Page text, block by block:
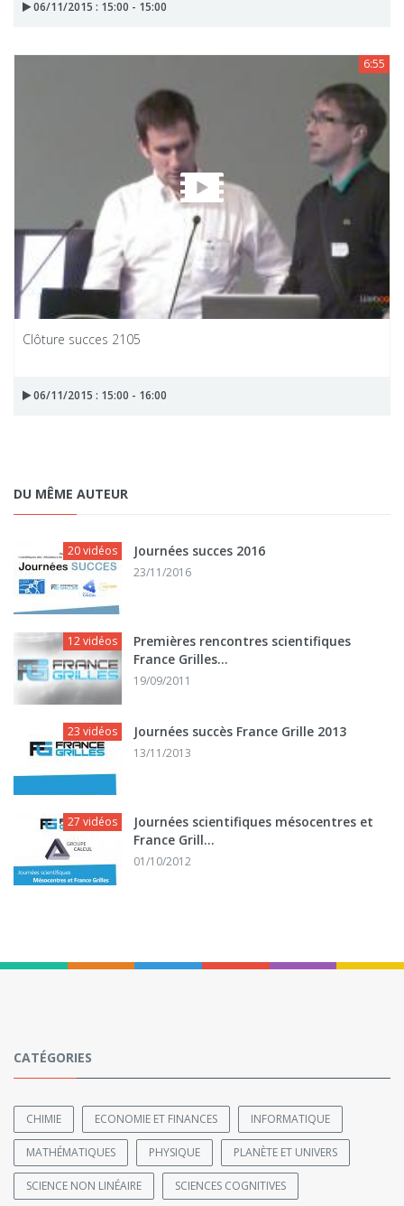
06/11/2015 : 15:00 - 15:00
6:55
Clôture succes 2105
06/11/2015 : 15:00 - 16:00
DU MÊME AUTEUR
20 vidéos Journées succes 2016
23/11/2016
12 vidéos
Premières rencontres scientifiques
France Grilles...
19/09/2011
23 vidéos Journées succès France Grille 2013
13/11/2013
27 vidéos
Journées scientifiques mésocentres et
France Grill...
01/10/2012
CATÉGORIES
CHIMIE ECONOMIE ET FINANCES INFORMATIQUE
MATHÉMATIQUES PHYSIQUE PLANÈTE ET UNIVERS
SCIENCE NON LINÉAIRE SCIENCES COGNITIVES